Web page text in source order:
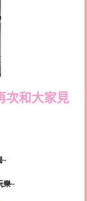
次和大家見
樂~